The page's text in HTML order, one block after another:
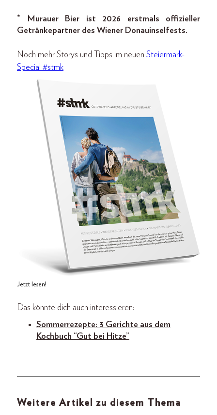
*
Murauer Bier ist 2026 erstmals offizieller
Getränkepartner des Wiener Donauinselfests.
Noch mehr Storys und Tipps im neuen Steiermark-
Special #stmk
Jetzt lesen!
Das könnte dich auch interessieren:
Sommerrezepte: 3 Gerichte aus dem
Kochbuch “Gut bei Hitze”
Weitere Artikel zu diesem Thema